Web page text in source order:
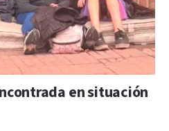
en situación